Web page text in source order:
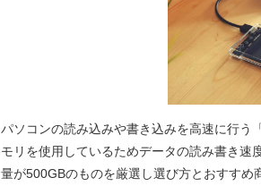
パソコンの読み込みや書き込みを高速に行う
モリを使用しているためデータの読み書き速
量が500GBのものを厳選し選び方とおすすめ